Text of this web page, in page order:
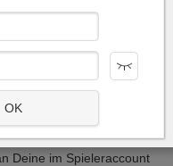
kannst Du Dir hier ein
wird eine Mail zur
Deine im Spieleraccount
OK